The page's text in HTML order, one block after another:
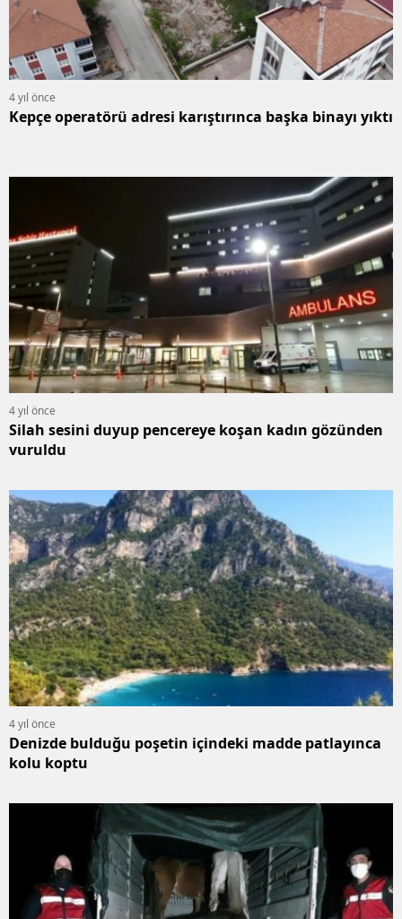
4 yıl önce
Kepçe operatörü adresi karıştırınca başka binayı yıktı
4 yıl önce
Silah sesini duyup pencereye koşan kadın gözünden
vuruldu
4 yıl önce
Denizde bulduğu poşetin içindeki madde patlayınca
kolu koptu